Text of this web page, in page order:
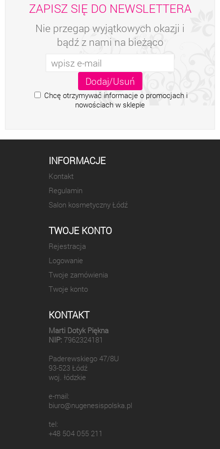
ZAPISZ SIĘ DO NEWSLETTERA
Nie przegap wyjątkowych okazji i
bądź z nami na bieżąco
Chcę otrzymywać informacje o promocjach i
nowościach w sklepie
INFORMACJE
Kontakt
Regulamin
Salon kosmetyczny Łódź
TWOJE KONTO
Rejestracja
Logowanie
Twoje zamówienia
Twoje konto
KONTAKT
Marti Dotyk Piękna
NIP: 7962324181
Paderewskiego 47/8U
93-523 Łódź
woj. łódzkie
e-mail:
biuro@nugenesispolska.pl
tel:
+48 504 055 211